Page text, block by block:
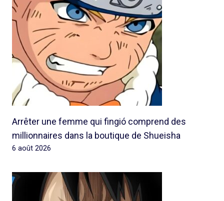
Arrêter une femme qui fingió comprend des
millionnaires dans la boutique de Shueisha
6 août 2026